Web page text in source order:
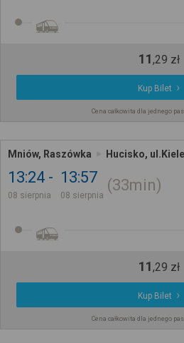
11,29 zł
Kup Bilet
Cena całkowita dla jednego
Mniów, Raszówka Hucisko,
13:24
08 sierpnia
13:57
08 sierpnia
33min
11,29 zł
Kup Bilet
Cena całkowita dla jednego